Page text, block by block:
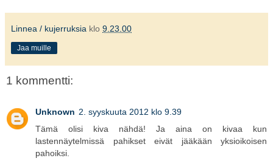
Linnea / kujerruksia klo 9.23.00
Jaa muille
1 kommentti:
Unknown 2. syyskuuta 2012 klo 9.39
Tämä olisi kiva nähdä! Ja aina on kivaa kun
lastennäytelmissä pahikset eivät jääkään yksioikoisen
pahoiksi.